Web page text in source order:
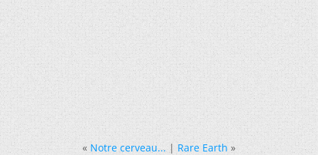
« Notre cerveau...|Rare Earth »